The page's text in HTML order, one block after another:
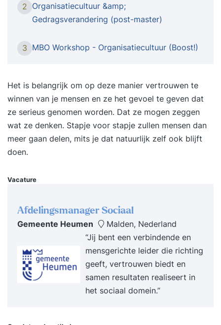
technologische verandering. Hoe zorg je dat
jouw team niet alleen meebeweegt, maar er juist
de GROWTH-methode, leer je hoe je de cultuur
ontwikkelen. Niet als abstract begrip, maar als
een praktische, systematische aanpak waarmee
die voortkomen uit de organisatiecultuur, - AI en
andere technologische ontwikkelingen inzet op
een manier die bij je team past, - Een
klantgerichtheid, presteren, diversiteit,
duurzaamheid en veerkracht. Met interactieve
werkvormen, praktijkcases, en een eigen aanpak
ontwikkel je zowel je persoonlijke als
professionele verandervaardigheden. Na de
opleiding: - Kun je cultuurverandering koppelen
aan strategische doelen en technologische
2 Organisatiecultuur &amp;
Gedragsverandering (post-master)
3 MBO Workshop - Organisatiecultuur (Boost!)
Het is belangrijk om op deze manier vertrouwen te
winnen van je mensen en ze het gevoel te geven dat
ze serieus genomen worden. Dat ze mogen zeggen
wat ze denken. Stapje voor stapje zullen mensen dan
meer gaan delen, mits je dat natuurlijk zelf ook blijft
doen.
Vacature
Afdelingsmanager Sociaal
Gemeente Heumen
Malden, Nederland
“Jij bent een verbindende en
mensgerichte leider die richting
geeft, vertrouwen biedt en
samen resultaten realiseert in
het sociaal domein.”